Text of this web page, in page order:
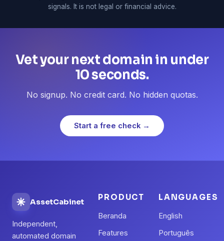
signals. It is not legal or financial advice.
Vet your next domain in under
10 seconds.
No signup. No credit card. No hidden quotas.
Start a free check →
AssetCabinet
Independent,
automated domain
PRODUCT
Beranda
Features
LANGUAGES
English
Português